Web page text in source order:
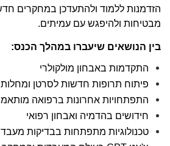
הזדמנות ללמוד ולהתעדכן במחקרים
מבטיחות ולהיפגש עם עמיתים.
בין הנושאים שיעברו במהלך הכנס:
התקדמות באבחון מולקולרי
פיתוח תרופות חדשות לסרטן
התפתחויות אחרונות ברפואה
חידושים בהדמיה ואבחון רפואי
טכנולוגיות מתפתחות בבדיקות